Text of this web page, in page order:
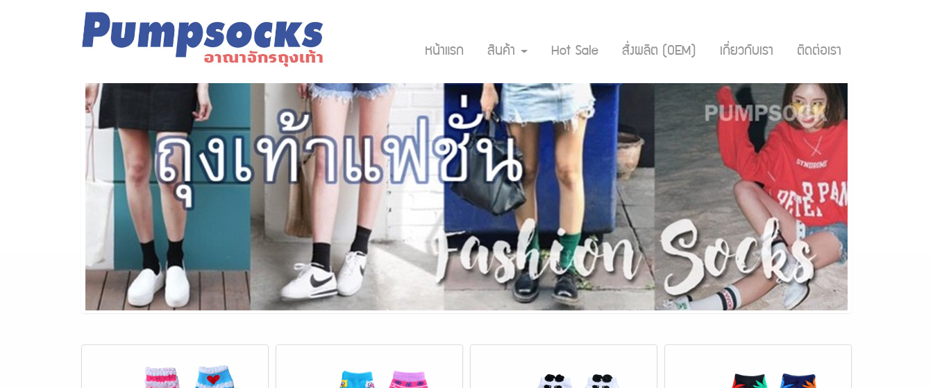
หน้าแรก สินค้า Hot Sale สั่งผลิต (OEM) เกี่ยวกับเรา ติดต่อเรา